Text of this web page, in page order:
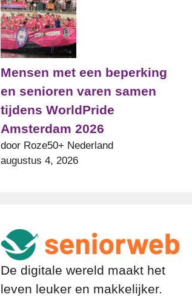
Mensen met een beperking
en senioren varen samen
tijdens WorldPride
Amsterdam 2026
door Roze50+ Nederland
augustus 4, 2026
De digitale wereld maakt het
leven leuker en makkelijker.